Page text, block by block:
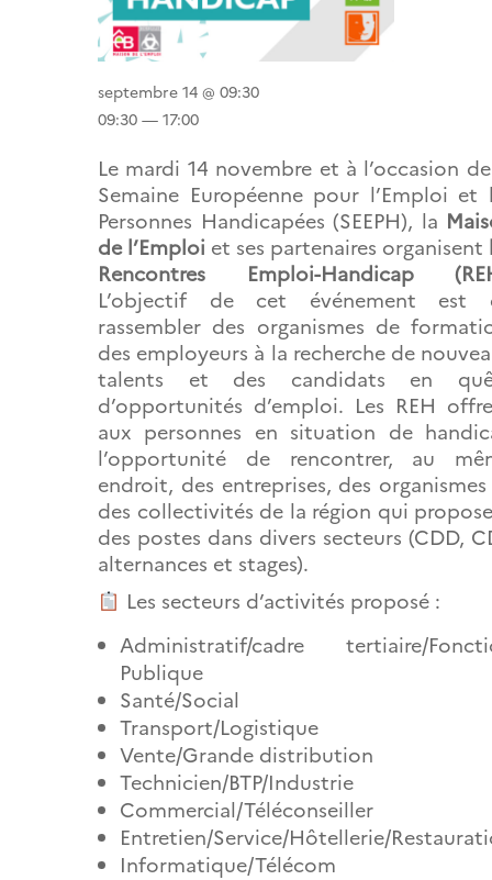
Le mardi 14 novembre et à l’occasion
Semaine Européenne pour l’Emploi et
Personnes Handicapées (SEEPH), la
de l’Emploi et ses partenaires organisent
Rencontres Emploi-Handicap
L’objectif de cet événement est
rassembler des organismes de
des employeurs à la recherche de
talents et des candidats en
d’opportunités d’emploi. Les REH
aux personnes en situation de
l’opportunité de rencontrer, au
endroit, des entreprises, des
des collectivités de la région qui
des postes dans divers secteurs (CDD,
alternances et stages).
Les secteurs d’activités proposé :
Administratif/cadre tertiaire/
Publique
Santé/Social
Transport/Logistique
Vente/Grande distribution
Technicien/BTP/Industrie
Commercial/Téléconseiller
Entretien/Service/Hôtellerie/
Informatique/Télécom
septembre 14 @ 09:30
09:30 — 17:00